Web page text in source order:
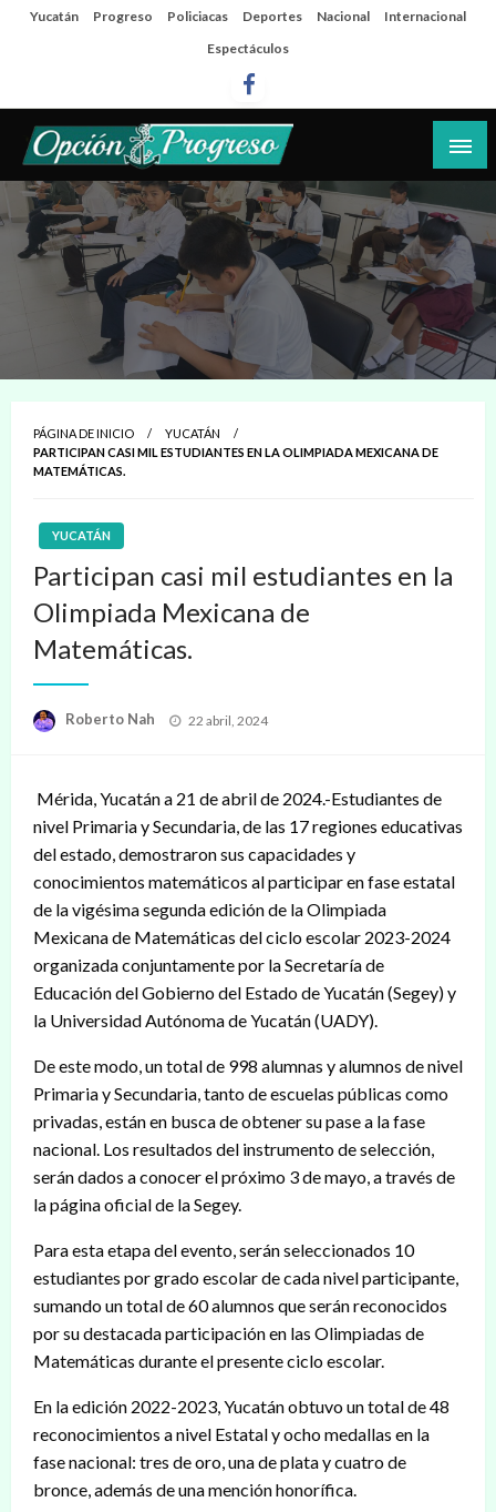
SaltaYucatán Progreso Policiacas Deportes Nacional
Internacional
Espectáculos
Opción Progreso
Las noticias del día a día del puerto
PÁGINA DE INICIO
YUCATÁN
PARTICIPAN CASI MIL ESTUDIANTES EN LA OLIMPIADA MEXICANA DE
MATEMÁTICAS.
YUCATÁN
Participan casi mil estudiantes en la
Olimpiada Mexicana de
Matemáticas.
Roberto Nah
Publicado
22 abril, 2024
Mérida, Yucatán a 21 de abril de 2024.-Estudiantes de
nivel Primaria y Secundaria, de las 17 regiones educativas
del estado, demostraron sus capacidades y
conocimientos matemáticos al participar en fase estatal
de la vigésima segunda edición de la Olimpiada
Mexicana de Matemáticas del ciclo escolar 2023-2024
organizada conjuntamente por la Secretaría de
Educación del Gobierno del Estado de Yucatán (Segey) y
la Universidad Autónoma de Yucatán (UADY).
De este modo, un total de 998 alumnas y alumnos de nivel
Primaria y Secundaria, tanto de escuelas públicas como
privadas, están en busca de obtener su pase a la fase
nacional. Los resultados del instrumento de selección,
serán dados a conocer el próximo 3 de mayo, a través de
la página oficial de la Segey.
Para esta etapa del evento, serán seleccionados 10
estudiantes por grado escolar de cada nivel participante,
sumando un total de 60 alumnos que serán reconocidos
por su destacada participación en las Olimpiadas de
Matemáticas durante el presente ciclo escolar.
En la edición 2022-2023, Yucatán obtuvo un total de 48
reconocimientos a nivel Estatal y ocho medallas en la
fase nacional: tres de oro, una de plata y cuatro de
bronce, además de una mención honorífica.